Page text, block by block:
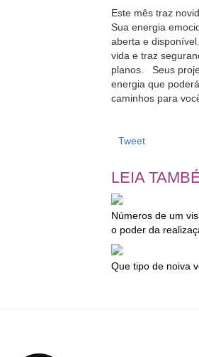
Este mês traz
Sua energia
aberta e
vida e traz
planos. Seus
energia que
caminhos para
Tweet
LEIA
Números de um
o poder da
Que tipo de noiva